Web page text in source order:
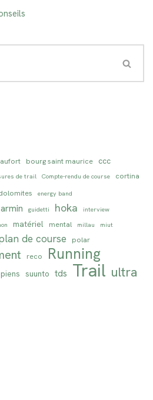
bourg saint maurice ccc
de trail Compte-rendu de course cortina
energy band
guidetti hoka interview
matériel mental millau
miut
de course polar
reco Running
suunto tds Trail ultra